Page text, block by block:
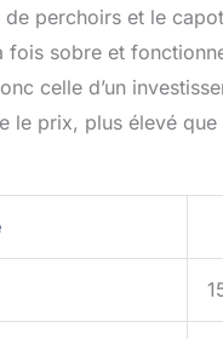
perchoirs et le
sobre et
celle d’un
le prix, plus élevé